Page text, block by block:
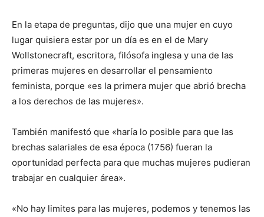
En la etapa de preguntas, dijo que una mujer en cuyo
lugar quisiera estar por un día es en el de Mary
Wollstonecraft, escritora, filósofa inglesa y una de las
primeras mujeres en desarrollar el pensamiento
feminista, porque «es la primera mujer que abrió brecha
a los derechos de las mujeres».
También manifestó que «haría lo posible para que las
brechas salariales de esa época (1756) fueran la
oportunidad perfecta para que muchas mujeres pudieran
trabajar en cualquier área».
«No hay limites para las mujeres, podemos y tenemos las